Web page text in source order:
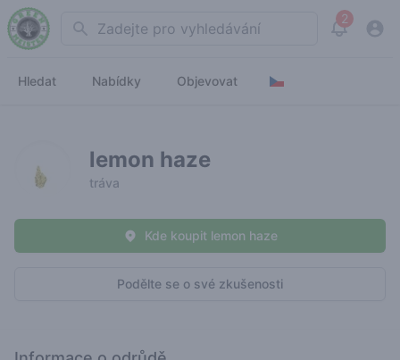
Search 2
View
Hledat Nabídky Objevovat
lemon haze
tráva
Podělte se o své zkušenosti
Kde koupit lemon haze